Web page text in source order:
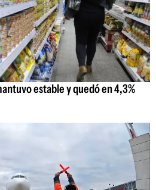
estable y quedó en 4,3%